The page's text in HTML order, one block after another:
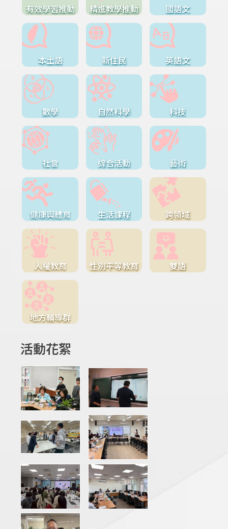
有效學習推動 精進教學推動 國語文
本土語 新住民 英語文
數學 自然科學 科技
社會 綜合活動 藝術
健康與體育 生活課程 跨領域
人權教育 性別平等教育 雙語
地方輔導群
活動花絮